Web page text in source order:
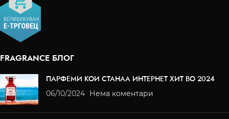
FRAGRANCE БЛОГ
ПАРФЕМИ КОИ СТАНАА ИНТЕРНЕТ ХИТ ВО 2024
06/10/2024 Нема коментари